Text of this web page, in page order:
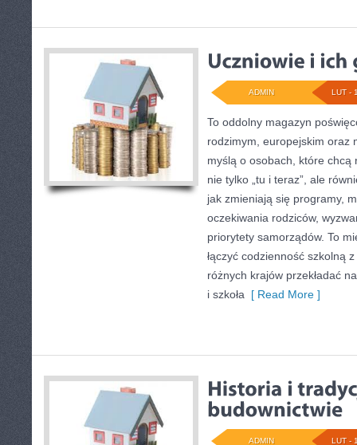
LUT -
ADMIN
To oddolny magazyn
rodzimym, europejskim oraz
myślą o osobach, które chcą
nie tylko „tu i teraz”, ale
jak zmieniają się programy,
oczekiwania rodziców,
priorytety samorządów. To
łączyć codzienność szkolną
różnych krajów przekładać
i szkoła [ Read More ]
LUT -
ADMIN